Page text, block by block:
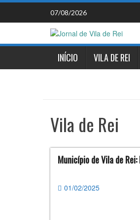
Skip
content
07/08/2026
INÍCIO VILA DE REI
Vila de Rei
Município de Vila de
01/02/2025